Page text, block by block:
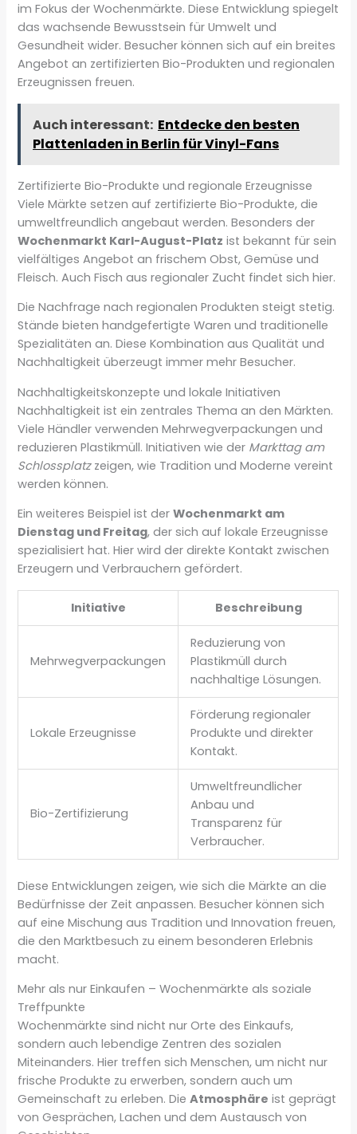
im Fokus der Wochenmärkte. Diese Entwicklung spiegelt
das wachsende Bewusstsein für Umwelt und
Gesundheit wider. Besucher können sich auf ein breites
Angebot an zertifizierten Bio-Produkten und regionalen
Erzeugnissen freuen.
Auch interessant: Entdecke den besten
Plattenladen in Berlin für Vinyl-Fans
Zertifizierte Bio-Produkte und regionale Erzeugnisse
Viele Märkte setzen auf zertifizierte Bio-Produkte, die
umweltfreundlich angebaut werden. Besonders der
Wochenmarkt Karl-August-Platz ist bekannt für sein
vielfältiges Angebot an frischem Obst, Gemüse und
Fleisch. Auch Fisch aus regionaler Zucht findet sich hier.
Die Nachfrage nach regionalen Produkten steigt stetig.
Stände bieten handgefertigte Waren und traditionelle
Spezialitäten an. Diese Kombination aus Qualität und
Nachhaltigkeit überzeugt immer mehr Besucher.
Nachhaltigkeitskonzepte und lokale Initiativen
Nachhaltigkeit ist ein zentrales Thema an den Märkten.
Viele Händler verwenden Mehrwegverpackungen und
reduzieren Plastikmüll. Initiativen wie der Markttag am
Schlossplatzzeigen, wie Tradition und Moderne vereint
werden können.
Ein weiteres Beispiel ist derWochenmarkt am
Dienstag und Freitag, der sich auf lokale Erzeugnisse
spezialisiert hat. Hier wird der direkte Kontakt zwischen
Erzeugern und Verbrauchern gefördert.
Initiative Beschreibung
Mehrwegverpackungen
Reduzierung von
Plastikmüll durch
nachhaltige Lösungen.
Lokale Erzeugnisse
Förderung regionaler
Produkte und direkter
Kontakt.
Bio-Zertifizierung
Umweltfreundlicher
Anbau und
Transparenz für
Verbraucher.
Diese Entwicklungen zeigen, wie sich die Märkte an die
Bedürfnisse der Zeit anpassen. Besucher können sich
auf eine Mischung aus Tradition und Innovation freuen,
die den Marktbesuch zu einem besonderen Erlebnis
macht.
Mehr als nur Einkaufen – Wochenmärkte als soziale
Treffpunkte
Wochenmärkte sind nicht nur Orte des Einkaufs,
sondern auch lebendige Zentren des sozialen
Miteinanders. Hier treffen sich Menschen, um nicht nur
frische Produkte zu erwerben, sondern auch um
Gemeinschaft zu erleben. DieAtmosphäre ist geprägt
von Gesprächen, Lachen und dem Austausch von